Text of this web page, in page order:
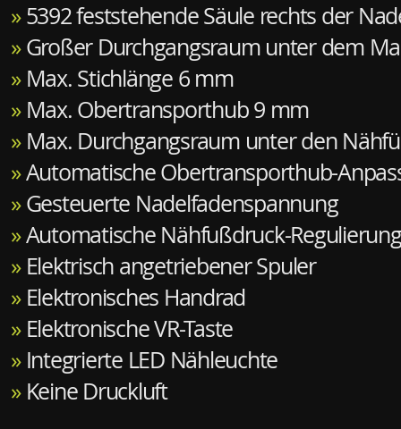
»5392 feststehende Säule rechts der
»Großer Durchgangsraum unter dem
» Max. Stichlänge 6 mm
» Max. Obertransporthub 9 mm
» Max. Durchgangsraum unter den
»Automatische Obertransporthub-
»Gesteuerte Nadelfadenspannung
»Automatische Nähfußdruck-Regulierung
» Elektrisch angetriebener Spuler
» Elektronisches Handrad
» Elektronische VR-Taste
» Integrierte LED Nähleuchte
» Keine Druckluft